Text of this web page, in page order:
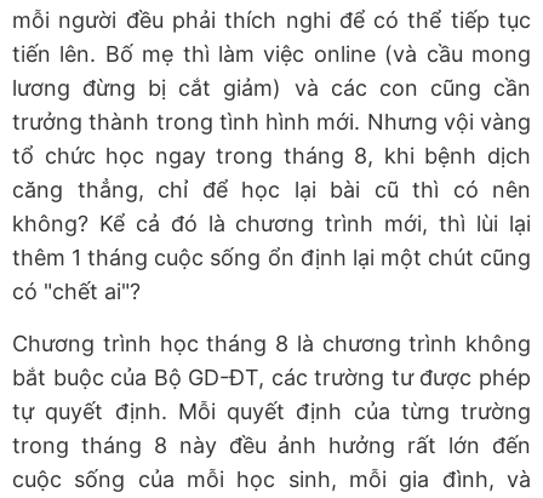
mỗi người đều phải thích nghi để có thể tiếp tục
tiến lên. Bố mẹ thì làm việc online (và cầu mong
lương đừng bị cắt giảm) và các con cũng cần
trưởng thành trong tình hình mới. Nhưng vội vàng
tổ chức học ngay trong tháng 8, khi bệnh dịch
căng thẳng, chỉ để học lại bài cũ thì có nên
không? Kể cả đó là chương trình mới, thì lùi lại
thêm 1 tháng cuộc sống ổn định lại một chút cũng
có "chết ai"?
Chương trình học tháng 8 là chương trình không
bắt buộc của Bộ GD-ĐT, các trường tư được phép
tự quyết định. Mỗi quyết định của từng trường
trong tháng 8 này đều ảnh hưởng rất lớn đến
cuộc sống của mỗi học sinh, mỗi gia đình, và